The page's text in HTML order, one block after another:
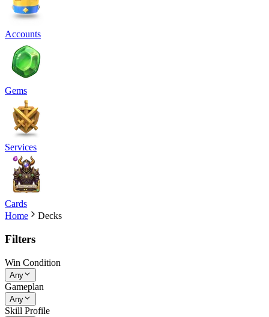
Accounts
Gems
Services
Cards
Home
Decks
Filters
Win Condition
Any
Gameplan
Any
Skill Profile